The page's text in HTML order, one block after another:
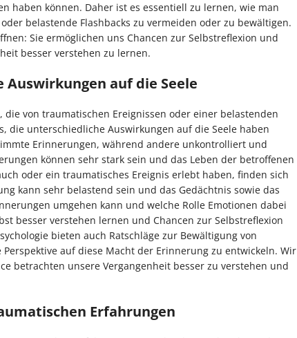
haben können. Daher ist es essentiell zu lernen, wie man
belastende Flashbacks zu vermeiden oder zu bewältigen.
Sie ermöglichen uns Chancen zur Selbstreflexion und
besser verstehen zu lernen.
auf die Seele
von traumatischen Ereignissen oder einer belastenden
die unterschiedliche Auswirkungen auf die Seele haben
Erinnerungen, während andere unkontrolliert und
können sehr stark sein und das Leben der betroffenen
oder ein traumatisches Ereignis erlebt haben, finden sich
kann sehr belastend sein und das Gedächtnis sowie das
umgehen kann und welche Rolle Emotionen dabei
besser verstehen lernen und Chancen zur Selbstreflexion
bieten auch Ratschläge zur Bewältigung von
auf diese Macht der Erinnerung zu entwickeln. Wir
betrachten unsere Vergangenheit besser zu verstehen und
Erfahrungen